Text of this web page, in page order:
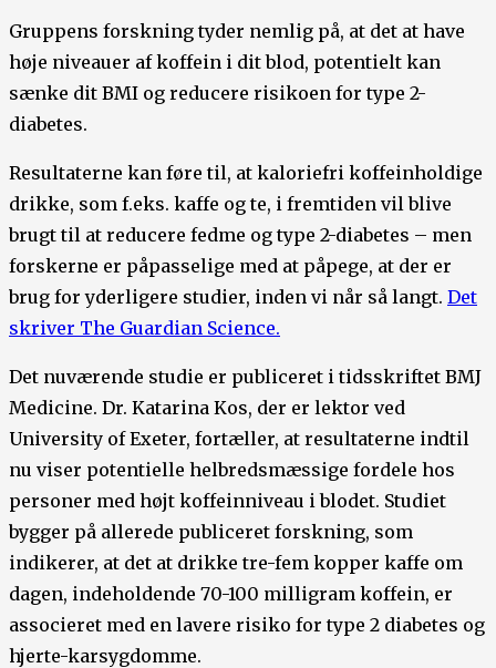
Gruppens forskning tyder nemlig på, at det at have
høje niveauer af koffein i dit blod, potentielt kan
sænke dit BMI og reducere risikoen for type 2-
diabetes.
Resultaterne kan føre til, at kaloriefri koffeinholdige
drikke, som f.eks. kaffe og te, i fremtiden vil blive
brugt til at reducere fedme og type 2-diabetes – men
forskerne er påpasselige med at påpege, at der er
brug for yderligere studier, inden vi når så langt. Det
skriver The Guardian Science.
Det nuværende studie er publiceret i tidsskriftet BMJ
Medicine. Dr. Katarina Kos, der er lektor ved
University of Exeter, fortæller, at resultaterne indtil
nu viser potentielle helbredsmæssige fordele hos
personer med højt koffeinniveau i blodet. Studiet
bygger på allerede publiceret forskning, som
indikerer, at det at drikke tre-fem kopper kaffe om
dagen, indeholdende 70-100 milligram koffein, er
associeret med en lavere risiko for type 2 diabetes og
hjerte-karsygdomme.